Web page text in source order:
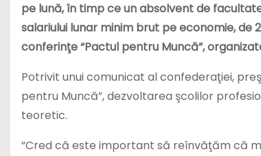
pe lună, în timp ce un absolvent de
salariului lunar minim brut pe economie,
conferinţe “Pactul pentru Muncă”,
Potrivit unui comunicat al confederaţiei,
pentru Muncă”, dezvoltarea şcolilor
teoretic.
“Cred că este important să reînvăţăm că